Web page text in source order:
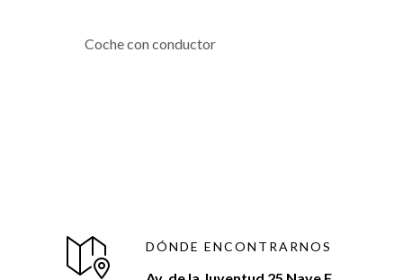
Coche con conductor
DÓNDE ENCONTRARNOS